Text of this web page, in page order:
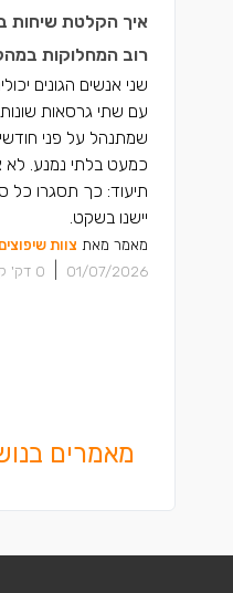
איך הקלטת שיחות
רוב המחלוקות
שני אנשים הגונים
עם שתי גרסאות שונות
שמתנהל על פני
כמעט בלתי נמנע. לא
תיעוד: כך תסגרו כל
יישנו בשקט.
מאמר מאת צוות
01/07/2026
0 דק'
מאמרים